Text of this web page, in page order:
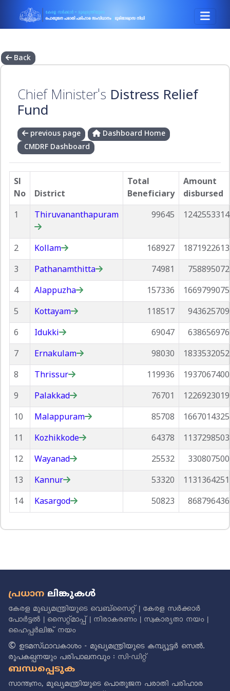
Back
Chief Minister's Distress Relief
Fund
previous page
Dashboard Home
CMDRF Dashboard
Sl
No
District
Total
Beneficiary
Amount
disbursed
1 Thiruvananthapuram 99645 1242553314
2 Kollam 168927 1871922613
3 Pathanamthitta 74981 758895072
4 Alappuzha 157336 1669799075
5 Kottayam 118517 943625709
6 Idukki 69047 638656976
7 Ernakulam 98030 1833532052
8 Thrissur 119936 1937067400
9 Palakkad 76701 1226923019
10 Malappuram 85708 1667014325
11 Kozhikkode 64378 1137298503
12 Wayanad 25532 330807500
13 Kannur 53320 1131364251
14 Kasargod 50823 868796436
പ്രധാന ലിങ്കുകൾ
കേരള മുഖ്യമന്ത്രിയുടെ വെബ്സൈറ്റ്| കേരള സർക്കാർ
പോർട്ടൽ | സൈറ്റ്മാപ്പ്| നിരാകരണം| സ്വകാര്യതാ നയം|
ഹൈപ്പർലിങ്ക് നയം
© ഉടമസ്‌ഥാവകാശം - മുഖ്യമന്ത്രിയുടെ കമ്പ്യൂട്ടർ സെൽ.
രൂപകല്പനയും പരിപാലനവും : സി-ഡിറ്റ്
ബന്ധപ്പെടുക
സാന്ത്വനം, മുഖ്യമന്ത്രിയുടെ പൊതുജന പരാതി പരിഹാര